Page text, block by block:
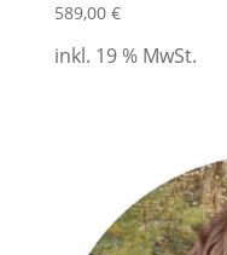
589,00 €
inkl. 19 % MwSt.